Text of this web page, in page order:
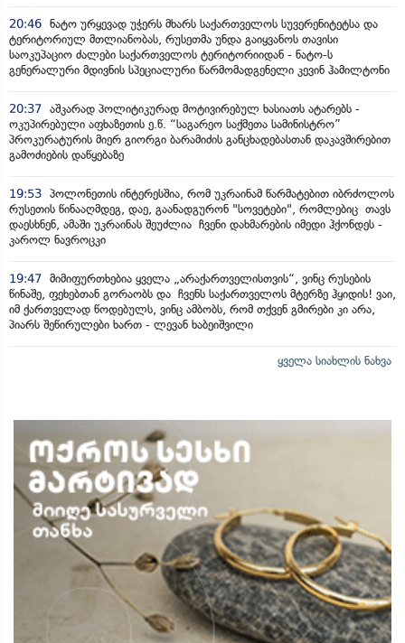
20:46 ნატო ურყევად უჭერს მხარს საქართველოს სუვერენიტეტსა და
ტერიტორიულ მთლიანობას, რუსეთმა უნდა გაიყვანოს თავისი
საოკუპაციო ძალები საქართველოს ტერიტორიიდან - ნატო-ს
გენერალური მდივნის სპეციალური წარმომადგენელი კევინ ჰამილტონი
20:37 აშკარად პოლიტიკურად მოტივირებულ ხასიათს ატარებს -
ოკუპირებული აფხაზეთის ე.წ. “საგარეო საქმეთა სამინისტრო”
პროკურატურის მიერ გიორგი ბარამიძის განცხადებასთან დაკავშირებით
გამოძიების დაწყებაზე
19:53 პოლონეთის ინტერესშია, რომ უკრაინამ წარმატებით იბრძოლოს
რუსეთის წინააღმდეგ, დაე, გაანადგურონ "სოვეტები", რომლებიც თავს
დაესხნენ, ამაში უკრაინას შეუძლია ჩვენი დახმარების იმედი ჰქონდეს -
კაროლ ნავროცკი
19:47 მიმიფურთხებია ყველა „არაქართველისთვის“, ვინც რუსების
წინაშე, ფეხებთან გორაობს და ჩვენს საქართველოს მტერზე ჰყიდის! ვაი,
იმ ქართველად წოდებულს, ვინც ამბობს, რომ თქვენ გმირები კი არა,
პიარს შეწირულები ხართ - ლევან ხაბეიშვილი
ყველა სიახლის ნახვა